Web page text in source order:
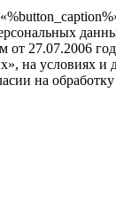
от 27.07.2006
на условиях и
на